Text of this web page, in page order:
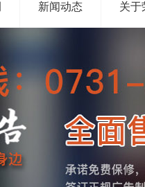
新闻动态 关于